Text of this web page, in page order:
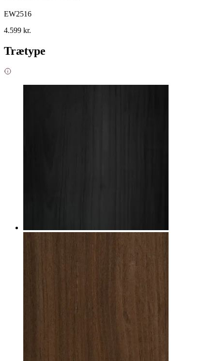
EW2516
4.599 kr.
Trætype